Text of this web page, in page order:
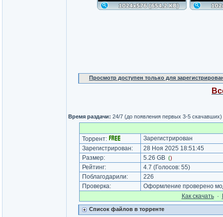
Просмотр доступен только для
Время раздачи: 24/7 (до появления первых 3-5 скачавших)
Торрент:
Зарегистрирован
Зарегистрирован:
28 Ноя 2025 18:51:45
Размер:
5.26 GB ()
Рейтинг: 4.7 (Голосов: 55)
Поблагодарили:
226
Проверка:
Оформление проверено
Как cкачать·
Список файлов в торренте